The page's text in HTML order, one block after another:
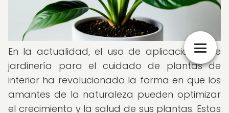
En la actualidad, el uso de aplicaciones de
jardinería para el cuidado de plantas de
interior ha revolucionado la forma en que los
amantes de la naturaleza pueden optimizar
el crecimiento y la salud de sus plantas. Estas